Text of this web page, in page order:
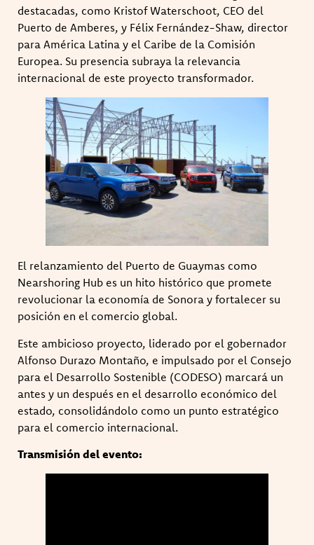
destacadas, como Kristof Waterschoot, CEO del
Puerto de Amberes, y Félix Fernández-Shaw, director
para América Latina y el Caribe de la Comisión
Europea. Su presencia subraya la relevancia
internacional de este proyecto transformador.
El relanzamiento del Puerto de Guaymas como
Nearshoring Hub es un hito histórico que promete
revolucionar la economía de Sonora y fortalecer su
posición en el comercio global.
Este ambicioso proyecto, liderado por el gobernador
Alfonso Durazo Montaño, e impulsado por el Consejo
para el Desarrollo Sostenible (CODESO) marcará un
antes y un después en el desarrollo económico del
estado, consolidándolo como un punto estratégico
para el comercio internacional.
Transmisión del evento: